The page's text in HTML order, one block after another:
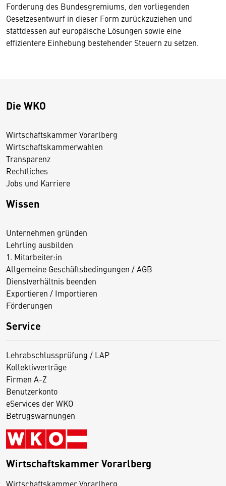
Forderung des Bundesgremiums, den vorliegenden
Gesetzesentwurf in dieser Form zurückzuziehen und
stattdessen auf europäische Lösungen sowie eine
effizientere Einhebung bestehender Steuern zu setzen.
Die WKO
Wirtschaftskammer Vorarlberg
Wirtschaftskammerwahlen
Transparenz
Rechtliches
Jobs und Karriere
Wissen
Unternehmen gründen
Lehrling ausbilden
1. Mitarbeiter:in
Allgemeine Geschäftsbedingungen / AGB
Dienstverhältnis beenden
Exportieren / Importieren
Förderungen
Service
Lehrabschlussprüfung / LAP
Kollektivverträge
Firmen A-Z
Benutzerkonto
eServices der WKO
Betrugswarnungen
Wirtschaftskammer Vorarlberg
Wirtschaftskammer Vorarlberg
D